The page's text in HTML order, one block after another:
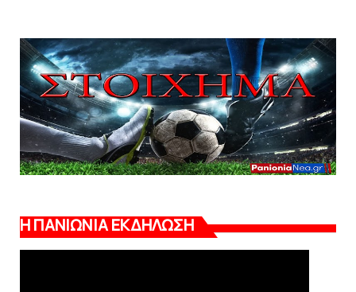
Η ΠΑΝΙΩΝΙΑ ΕΚΔΗΛΩΣΗ